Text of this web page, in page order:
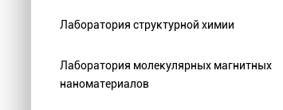
Лаборатория структурной химии
Лаборатория молекулярных магнитных
наноматериалов